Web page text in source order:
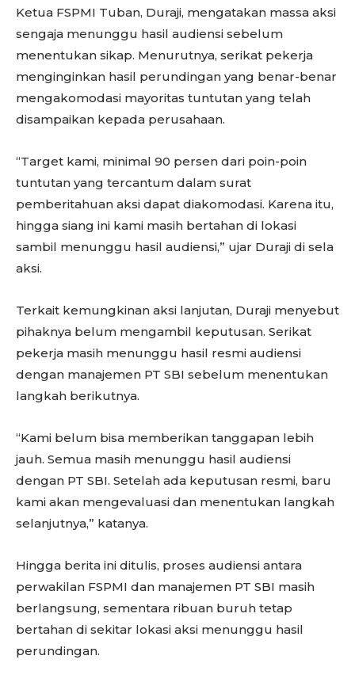
Ketua FSPMI Tuban, Duraji, mengatakan massa aksi
sengaja menunggu hasil audiensi sebelum
menentukan sikap. Menurutnya, serikat pekerja
menginginkan hasil perundingan yang benar-benar
mengakomodasi mayoritas tuntutan yang telah
disampaikan kepada perusahaan.
“Target kami, minimal 90 persen dari poin-poin
tuntutan yang tercantum dalam surat
pemberitahuan aksi dapat diakomodasi. Karena itu,
hingga siang ini kami masih bertahan di lokasi
sambil menunggu hasil audiensi,” ujar Duraji di sela
aksi.
Terkait kemungkinan aksi lanjutan, Duraji menyebut
pihaknya belum mengambil keputusan. Serikat
pekerja masih menunggu hasil resmi audiensi
dengan manajemen PT SBI sebelum menentukan
langkah berikutnya.
“Kami belum bisa memberikan tanggapan lebih
jauh. Semua masih menunggu hasil audiensi
dengan PT SBI. Setelah ada keputusan resmi, baru
kami akan mengevaluasi dan menentukan langkah
selanjutnya,” katanya.
Hingga berita ini ditulis, proses audiensi antara
perwakilan FSPMI dan manajemen PT SBI masih
berlangsung, sementara ribuan buruh tetap
bertahan di sekitar lokasi aksi menunggu hasil
perundingan.